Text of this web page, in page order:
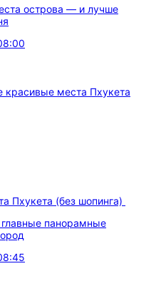
острова — и лучше
Пхукета (без шопинга)
панорамные